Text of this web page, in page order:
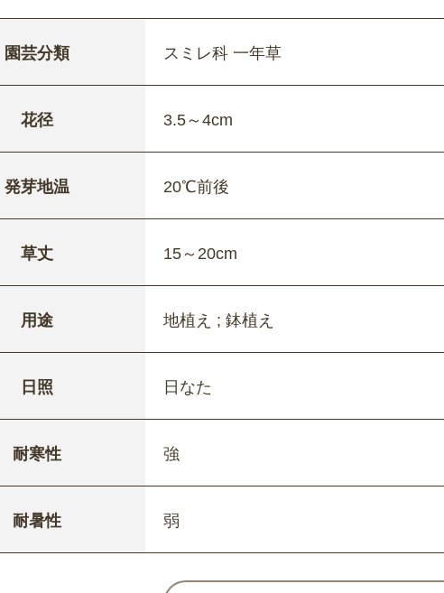
園芸分類 スミレ科 一年草
花径 3.5～4cm
発芽地温 20℃前後
草丈 15～20cm
用途 地植え ; 鉢植え
日照 日なた
耐寒性 強
耐暑性 弱